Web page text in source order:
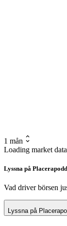
1 mån
Loading market
Lyssna på
Vad driver börsen
Lyssna på